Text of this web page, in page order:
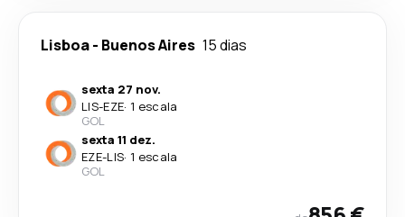
Lisboa- Buenos Aires 15 dias
sexta 27 nov.
LIS-EZE· 1 escala
GOL
sexta 11 dez.
EZE-LIS· 1 escala
GOL